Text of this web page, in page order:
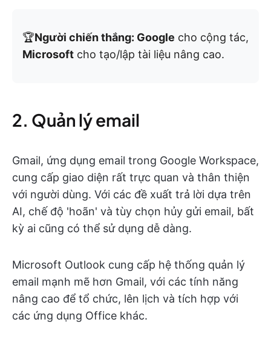
🏆Người chiến thắng: Google cho cộng tác,
Microsoft cho tạo/lập tài liệu nâng cao.
2. Quản lý email
Gmail, ứng dụng email trong Google Workspace,
cung cấp giao diện rất trực quan và thân thiện
với người dùng. Với các đề xuất trả lời dựa trên
AI, chế độ 'hoãn' và tùy chọn hủy gửi email, bất
kỳ ai cũng có thể sử dụng dễ dàng.
Microsoft Outlook cung cấp hệ thống quản lý
email mạnh mẽ hơn Gmail, với các tính năng
nâng cao để tổ chức, lên lịch và tích hợp với
các ứng dụng Office khác.